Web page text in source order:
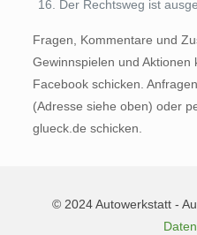
Der Rechtsweg ist
Fragen, Kommentare und
Gewinnspielen und Aktionen
Facebook schicken.
(Adresse siehe oben) oder
glueck.de schicken.
© 2024 Autowerkstatt -